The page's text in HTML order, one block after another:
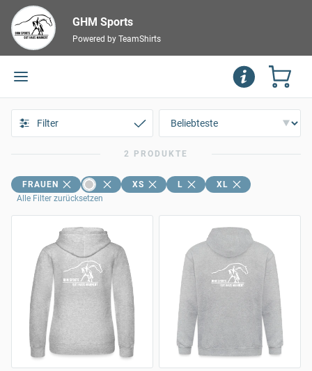
GHM Sports
Powered by TeamShirts
Filter
2 PRODUKTE
FRAUEN XS L
XL
Alle Filter zurücksetzen